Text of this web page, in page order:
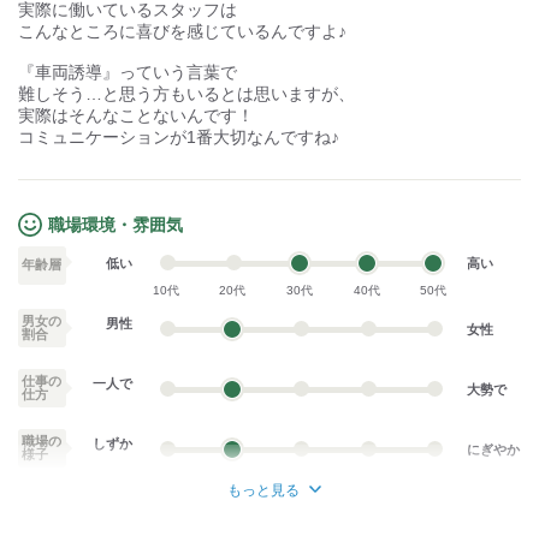
実際に働いているスタッフは
こんなところに喜びを感じているんですよ♪
『車両誘導』っていう言葉で
難しそう…と思う方もいるとは思いますが、
実際はそんなことないんです！
コミュニケーションが1番大切なんですね♪
職場環境・雰囲気
年齢層 低い
10代 20代 30代 40代 50代
高い
男女の
割合
男性 女性
仕事の
仕方
一人で 大勢で
職場の
様子
しずか にぎやか
もっと見る